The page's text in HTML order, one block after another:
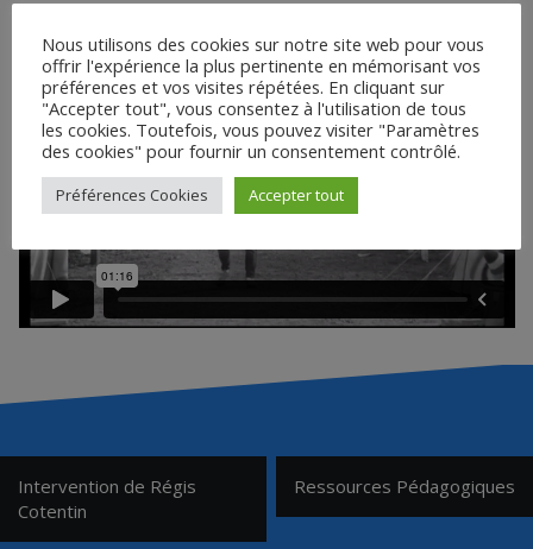
Navigation
de
Intervention de Régis
Cotentin
Ressources Pédagogiques
Nous utilisons des cookies sur notre site web pour vous
offrir l'expérience la plus pertinente en mémorisant vos
préférences et vos visites répétées. En cliquant sur
"Accepter tout", vous consentez à l'utilisation de tous
les cookies. Toutefois, vous pouvez visiter "Paramètres
des cookies" pour fournir un consentement contrôlé.
Préférences Cookies Accepter tout